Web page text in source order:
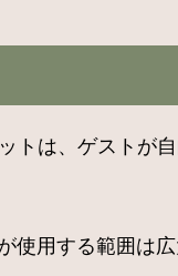
トは、ゲストが
用する範囲は広